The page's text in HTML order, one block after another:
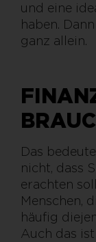
und eine
haben.
ganz allein.
Das
nicht, dass
erachten
Menschen,
häufig
Auch das